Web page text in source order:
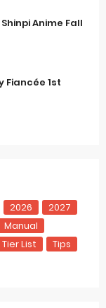
Anime Fall
Fiancée 1st
2026
2027
Manual
Tier List
Tips